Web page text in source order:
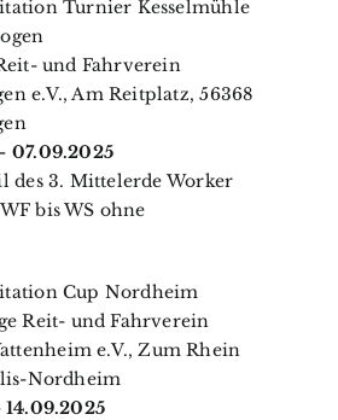
Turnier Kesselmühle
und Fahrverein
e.V., Am Reitplatz, 56368
07.09.2025
des 3. Mittelerde Worker
bis WS ohne
Cup Nordheim
Reit- und Fahrverein
e.V., Zum Rhein
Nordheim
14.09.2025